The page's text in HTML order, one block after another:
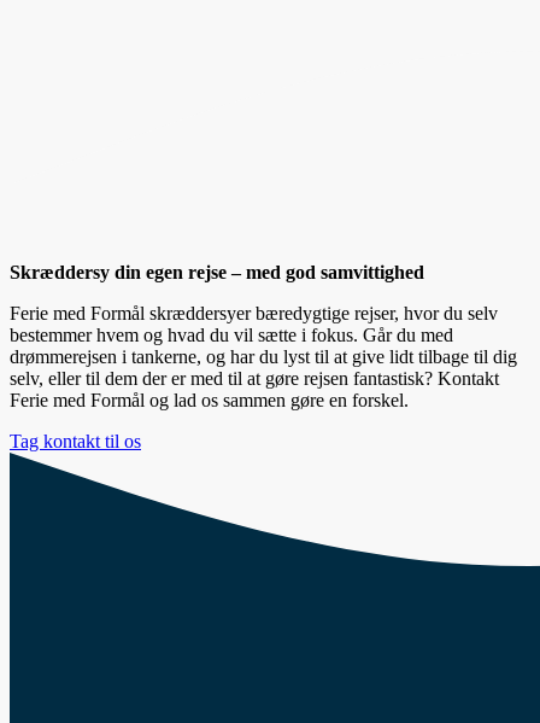
Skræddersy din egen rejse – med god samvittighed
Ferie med Formål skræddersyer bæredygtige rejser, hvor du selv
bestemmer hvem og hvad du vil sætte i fokus. Går du med
drømmerejsen i tankerne, og har du lyst til at give lidt tilbage til dig
selv, eller til dem der er med til at gøre rejsen fantastisk? Kontakt
Ferie med Formål og lad os sammen gøre en forskel.
Tag kontakt til os